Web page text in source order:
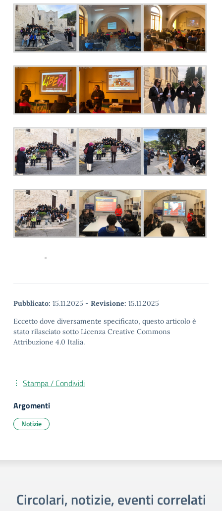
Pubblicato: 15.11.2025 - Revisione: 15.11.2025
Eccetto dove diversamente specificato, questo articolo è
stato rilasciato sotto Licenza Creative Commons
Attribuzione 4.0 Italia.
Stampa / Condividi
Argomenti
Notizie
Circolari, notizie, eventi correlati